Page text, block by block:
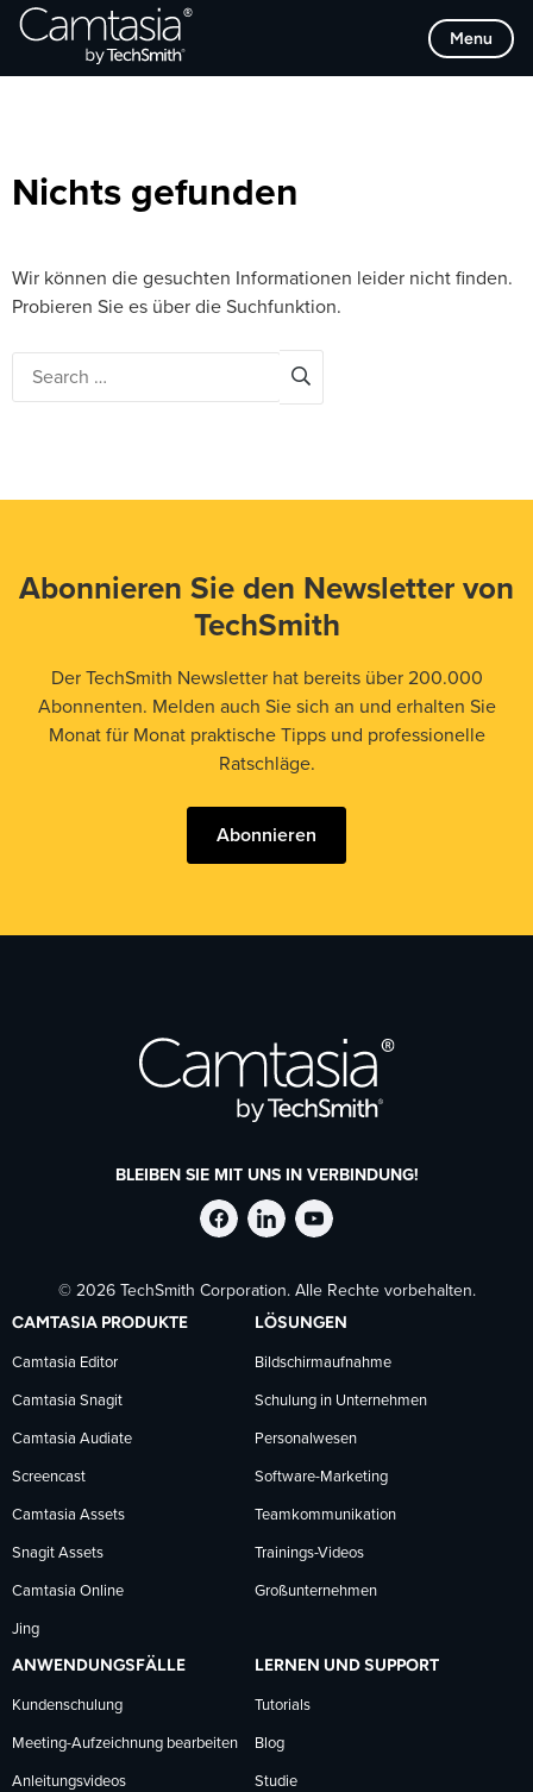
Direkt
zum
Menu
Browse Categories
Nichts gefunden
Wir können die gesuchten Informationen leider nicht finden.
Probieren Sie es über die Suchfunktion.
Abonnieren Sie den Newsletter von
TechSmith
Der TechSmith Newsletter hat bereits über 200.000
Abonnenten. Melden auch Sie sich an und erhalten Sie
Monat für Monat praktische Tipps und professionelle
Ratschläge.
Abonnieren
BLEIBEN SIE MIT UNS IN VERBINDUNG!
TechSmith
auf
Facebook
folgen
TechSmith
auf
LinkedIn
folgen
TechSmith
auf
YouTube
folgen
© 2026 TechSmith Corporation. Alle Rechte vorbehalten.
CAMTASIA PRODUKTE
Camtasia Editor
Camtasia Snagit
Camtasia Audiate
Screencast
Camtasia Assets
Snagit Assets
Camtasia Online
Jing
LÖSUNGEN
Bildschirmaufnahme
Schulung in Unternehmen
Personalwesen
Software-Marketing
Teamkommunikation
Trainings-Videos
Großunternehmen
ANWENDUNGSFÄLLE
Kundenschulung
Meeting-Aufzeichnung bearbeiten
Anleitungsvideos
LERNEN UND SUPPORT
Tutorials
Blog
Studie